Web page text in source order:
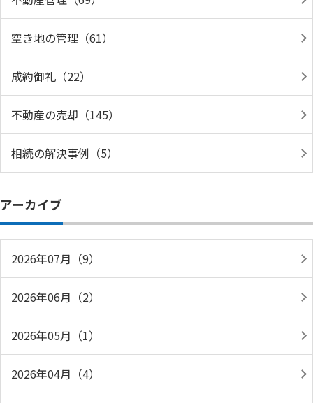
空き地の管理（61）
成約御礼（22）
不動産の売却（145）
相続の解決事例（5）
アーカイブ
2026年07月（9）
2026年06月（2）
2026年05月（1）
2026年04月（4）